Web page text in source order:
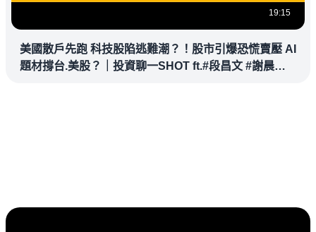
19:15
美國散戶先跑 科技股陷逃難潮？！股市引爆恐慌賣壓 AI
題材撐台.美股？｜投資聊一SHOT ft.#段昌文 #謝晨彥